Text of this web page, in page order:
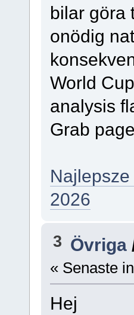
bilar göra
onödig
World
analysis
Grab
2026
3 Övriga
« Senaste
Hej